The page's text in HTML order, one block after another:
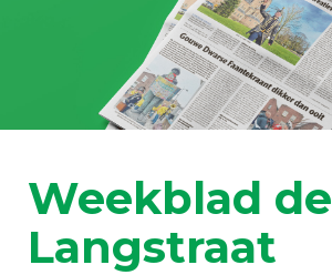
Weekblad de
Langstraat